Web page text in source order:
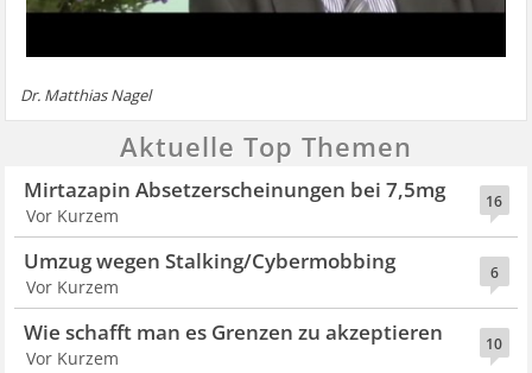
Dr. Matthias Nagel
Aktuelle Top Themen
16
Mirtazapin Absetzerscheinungen bei 7,5mg
Vor Kurzem
6
Umzug wegen Stalking/Cybermobbing
Vor Kurzem
10
Wie schafft man es Grenzen zu akzeptieren
Vor Kurzem